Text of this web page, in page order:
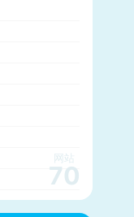
网站
70